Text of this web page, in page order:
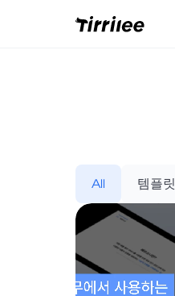
All 템플릿